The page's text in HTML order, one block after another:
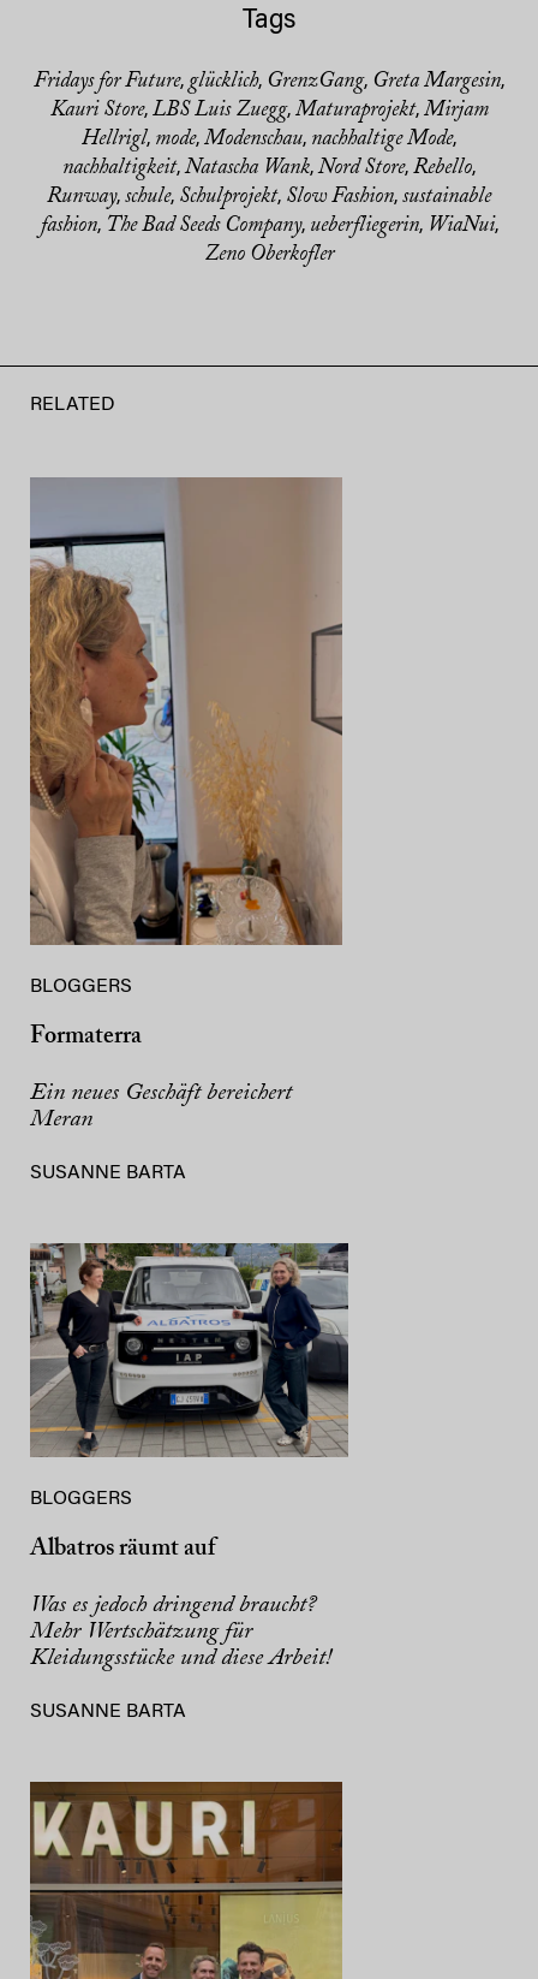
Tags
Fridays for Future, glücklich, GrenzGang, Greta Margesin,
Kauri Store, LBS Luis Zuegg, Maturaprojekt, Mirjam
Hellrigl, mode, Modenschau, nachhaltige Mode,
nachhaltigkeit,Natascha Wank,Nord Store, Rebello,
Runway, schule, Schulprojekt, Slow Fashion, sustainable
fashion, The Bad Seeds Company, ueberfliegerin, WiaNui,
Zeno Oberkofler
RELATED
BLOGGERS
Formaterra
Ein neues Geschäft bereichert
Meran
SUSANNE BARTA
BLOGGERS
Albatros räumt auf
Was es jedoch dringend braucht?
Mehr Wertschätzung für
Kleidungsstücke und diese Arbeit!
SUSANNE BARTA